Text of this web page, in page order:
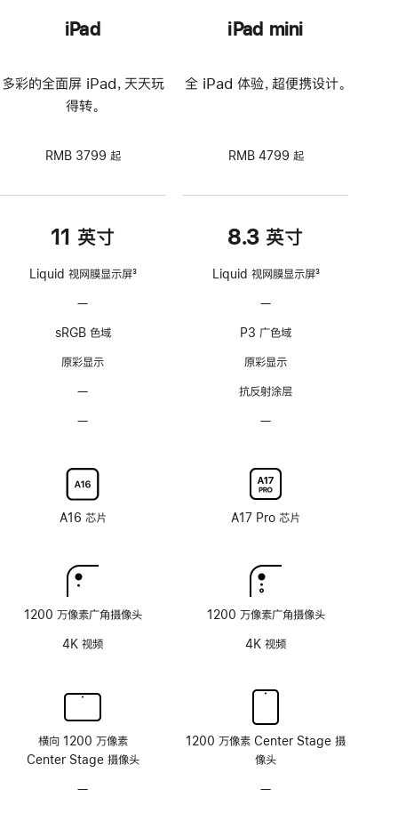
iPad
多彩的全面屏 iPad，天天玩
得转。
RMB 3799 起
11 英寸
Liquid 视网膜显示屏3
—
持
ProMotion
率
技
sRGB 色域
原彩显示
—
涂
层
—
配
纳
米
玻
面
A16 芯片
1200 万像素广角摄像头
4K 视频
横向 1200 万像素
Center Stage 摄像头
—
iPad mini
全 iPad 体验，超便携设计。
RMB 4799 起
8.3 英寸
Liquid 视网膜显示屏3
—
持
ProMotion
适
率
技
P3 广色域
原彩显示
抗反射涂层
—
配
纳
米
玻
面
A17 Pro 芯片
1200 万像素广角摄像头
4K 视频
1200 万像素 Center Stage 摄
像头
—